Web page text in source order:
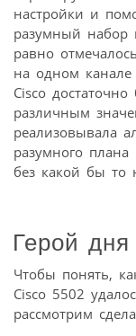
настройки и
разумный набор
равно
на одном канале
Cisco
различным
реализовывала
разумного
без какой бы то
Герой
Чтобы понять,
Cisco 5502
рассмотрим